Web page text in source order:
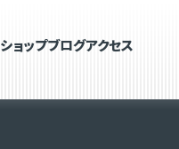
ショップブログアクセス